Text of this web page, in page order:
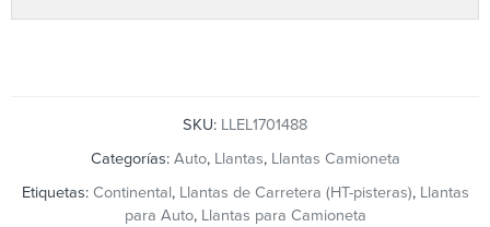
SKU: LLEL1701488
Categorías: Auto, Llantas, Llantas Camioneta
Etiquetas: Continental, Llantas de Carretera (HT-pisteras), Llantas
para Auto, Llantas para Camioneta